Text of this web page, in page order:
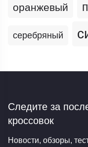
оранжевый
серебряный
Следите за
кроссовок
Новости, обзоры,